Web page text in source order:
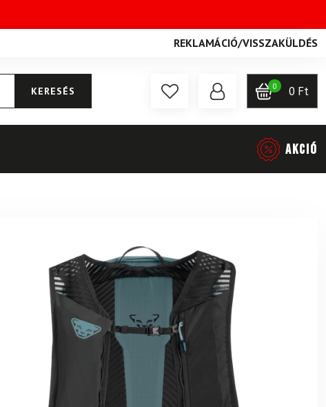
REKLAMÁCIÓ/VISSZAKÜLDÉS
KERESÉS 0 0 Ft
AKCIÓ